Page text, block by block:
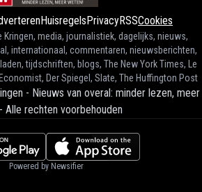
HuisregelsPrivacyRSSCookies
Kringen, media, journalistiek, dagelijks, nieuws,
internationaal, commentaren, nieuwsberichten,
tijdschriften, blogs, The New York Times, Le
Der Spiegel, Slate, The Huffington Post
- Nieuws van overal: minder lezen, meer
- Alle rechten voorbehouden
Powered by Newsifier